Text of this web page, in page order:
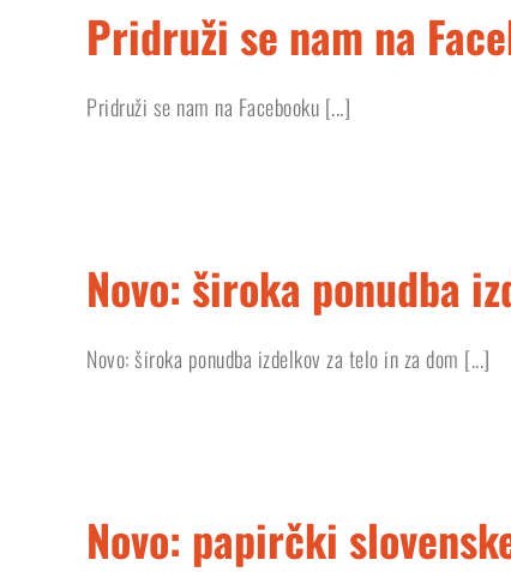
Pridruži se nam na
Pridruži se nam na Facebooku [...]
Novo: široka ponudba
Novo: široka ponudba izdelkov za telo in za dom [...]
Novo: papirčki